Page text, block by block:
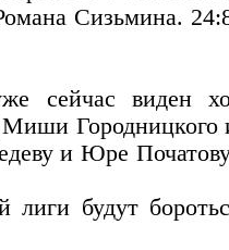
Сизьмина.
виден
и Юре
лиги будут